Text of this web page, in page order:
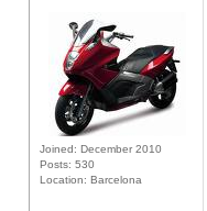
Joined: December 2010
Posts: 530
Location: Barcelona